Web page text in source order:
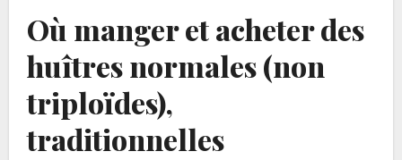
Où manger et acheter des
huîtres normales (non
triploïdes),
traditionnelles